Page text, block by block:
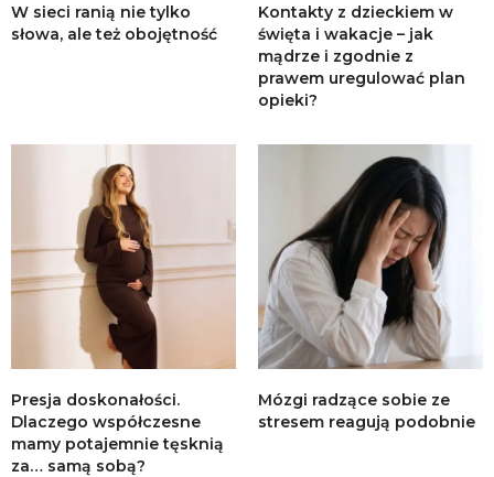
W sieci ranią nie tylko
słowa, ale też obojętność
Kontakty z dzieckiem w
święta i wakacje – jak
mądrze i zgodnie z
prawem uregulować plan
opieki?
Presja doskonałości.
Dlaczego współczesne
mamy potajemnie tęsknią
za… samą sobą?
Mózgi radzące sobie ze
stresem reagują podobnie